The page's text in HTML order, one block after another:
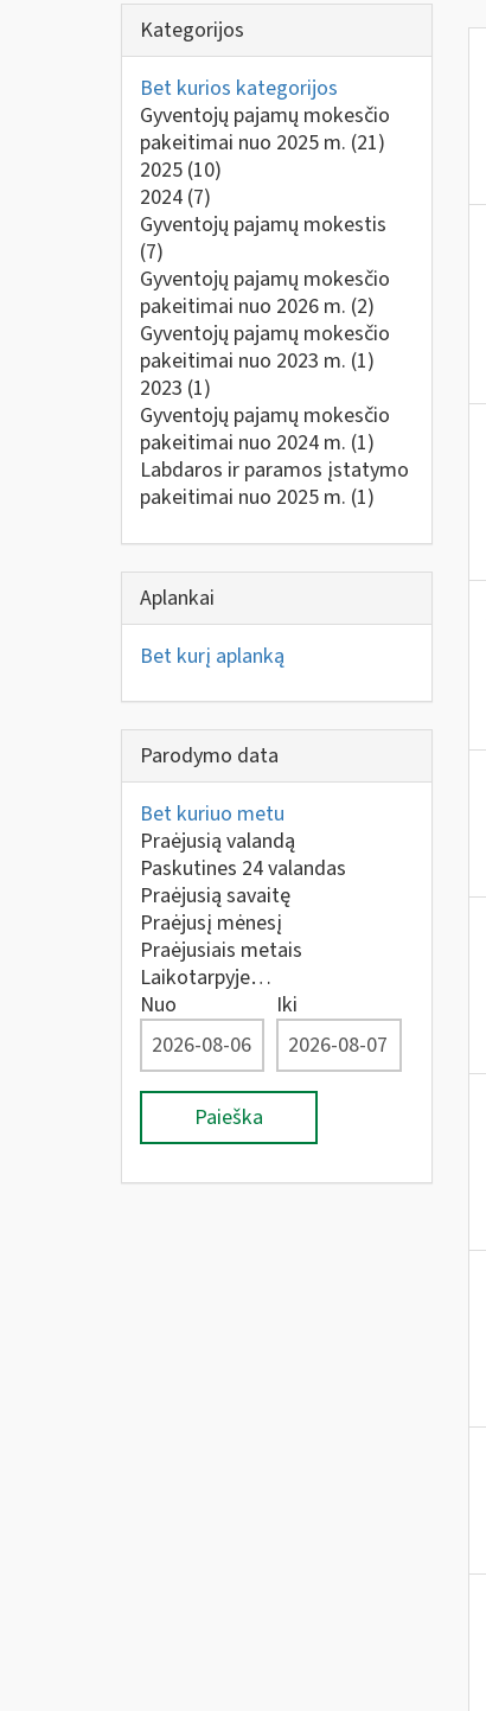
Kategorijos
Bet kurios kategorijos
Gyventojų pajamų mokesčio
pakeitimai nuo 2025 m. (21)
2025 (10)
2024 (7)
Gyventojų pajamų mokestis
(7)
Gyventojų pajamų mokesčio
pakeitimai nuo 2026 m. (2)
Gyventojų pajamų mokesčio
pakeitimai nuo 2023 m. (1)
2023 (1)
Gyventojų pajamų mokesčio
pakeitimai nuo 2024 m. (1)
Labdaros ir paramos įstatymo
pakeitimai nuo 2025 m. (1)
Aplankai
Bet kurį aplanką
Parodymo data
Bet kuriuo metu
Praėjusią valandą
Paskutines 24 valandas
Praėjusią savaitę
Praėjusį mėnesį
Praėjusiais metais
Laikotarpyje…
Nuo
Iki
Paieška